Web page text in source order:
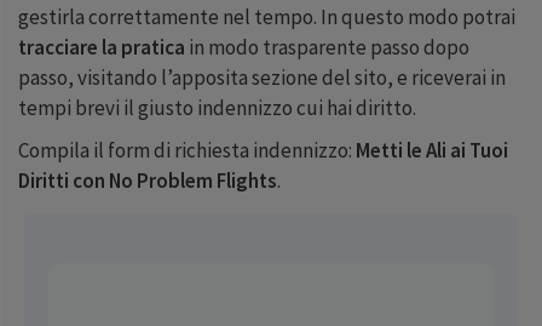
gestirla correttamente nel tempo. In questo modo potrai
tracciare la pratica in modo trasparente passo dopo
passo, visitando l’apposita sezione del sito, e riceverai in
tempi brevi il giusto indennizzo cui hai diritto.
Compila il form di richiesta indennizzo: Metti le Ali ai Tuoi
Diritti con No Problem Flights.